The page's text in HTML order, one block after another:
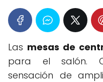
Las mesas de
para el salón.
sensación de